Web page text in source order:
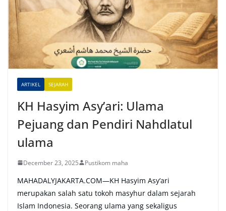
t
v
ARTIKEL SEJARAH
KH Hasyim Asy’ari: Ulama
Pejuang dan Pendiri Nahdlatul
ulama
December 23, 2025 Pustikom maha
MAHADALYJAKARTA.COM—KH Hasyim Asy’ari
merupakan salah satu tokoh masyhur dalam sejarah
Islam Indonesia. Seorang ulama yang sekaligus